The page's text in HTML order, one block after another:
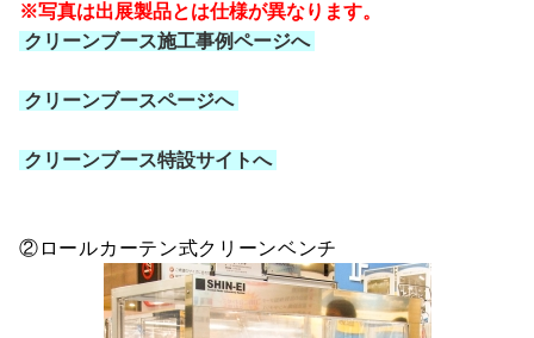
※写真は出展製品とは仕様が異なります。
クリーンブース施工事例ページへ
クリーンブースページへ
クリーンブース特設サイトへ
②ロールカーテン式クリーンベンチ